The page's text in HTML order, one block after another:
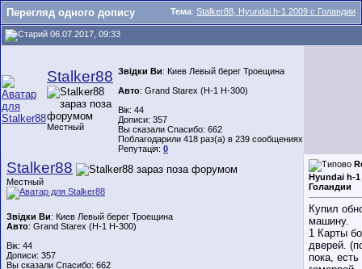
Тема: Stalker88, Hyundai h-1 2009 с Голандии
Перегляд одного допису
06.07.2017, 09:33
Stalker88
Местный
Звідки Ви: Киев Левый берег Троещина
Авто: Grand Starex (H-1 H-300)
Вік: 44
Дописи: 357
Вы сказали Спасибо: 662
Поблагодарили 418 раз(а) в 239 сообщениях
Репутація: 0
Stalker88
Местный
Звідки Ви: Киев Левый берег Троещина
Авто: Grand Starex (H-1 H-300)
Вік: 44
Дописи: 357
Вы сказали Спасибо: 662
Hyundai h-1
Голандии
Купил
машину.
1 Карты
дверей.
пока, есть